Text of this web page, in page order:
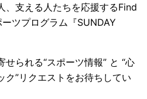
、支える人たちを応援するFind
ツプログラム『SUNDAY
せられる“スポーツ情報” と “心
ク”リクエストをお待ちしてい